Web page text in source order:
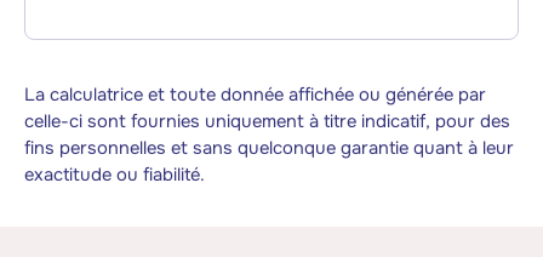
La calculatrice et toute donnée affichée ou générée par
celle-ci sont fournies uniquement à titre indicatif, pour des
fins personnelles et sans quelconque garantie quant à leur
exactitude ou fiabilité.